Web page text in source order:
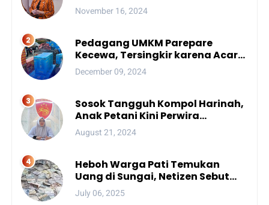
November 16, 2024
Pedagang UMKM Parepare
Kecewa, Tersingkir karena Acara
Besar
December 09, 2024
Sosok Tangguh Kompol Harinah,
Anak Petani Kini Perwira
Menengah Polda Sulsel
August 21, 2024
Heboh Warga Pati Temukan
Uang di Sungai, Netizen Sebut
Fenomena Aneh
July 06, 2025